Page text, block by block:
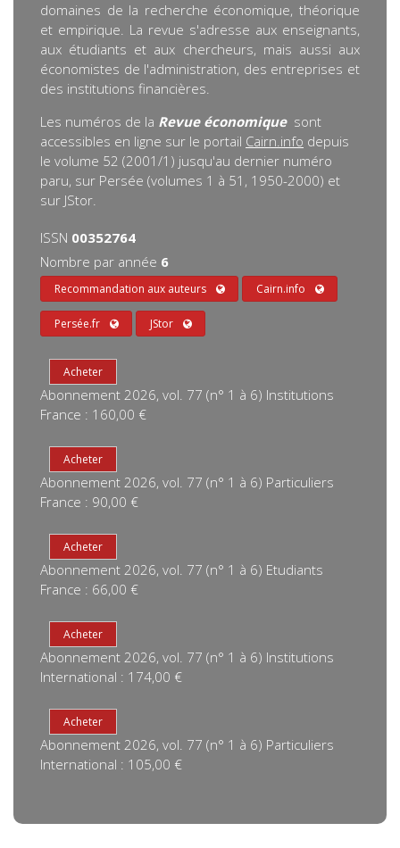
domaines de la recherche économique, théorique
et empirique. La revue s'adresse aux enseignants,
aux étudiants et aux chercheurs, mais aussi aux
économistes de l'administration, des entreprises et
des institutions financières.
Les numéros de la Revue économique sont
accessibles en ligne sur le portail Cairn.info depuis
le volume 52 (2001/1) jusqu'au dernier numéro
paru, sur Persée (volumes 1 à 51, 1950-2000) et
sur JStor.
ISSN 00352764
Nombre par année 6
Recommandation aux auteurs Cairn.info
Persée.fr JStor
Abonnement 2026, vol. 77 (n° 1 à 6) Institutions
France : 160,00 €
Abonnement 2026, vol. 77 (n° 1 à 6) Particuliers
France : 90,00 €
Abonnement 2026, vol. 77 (n° 1 à 6) Etudiants
France : 66,00 €
Abonnement 2026, vol. 77 (n° 1 à 6) Institutions
International : 174,00 €
Abonnement 2026, vol. 77 (n° 1 à 6) Particuliers
International : 105,00 €